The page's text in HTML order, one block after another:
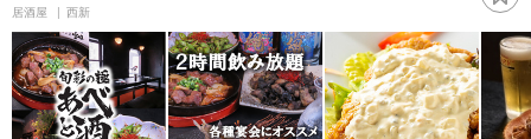
居酒屋 西新